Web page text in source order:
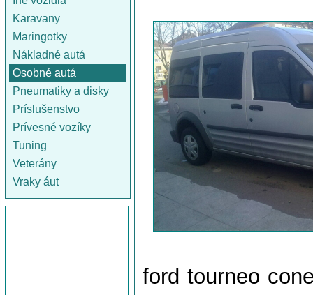
Karavany
Maringotky
Nákladné autá
Osobné autá
Pneumatiky a disky
Príslušenstvo
Prívesné vozíky
Tuning
Veterány
Vraky áut
ford tourneo